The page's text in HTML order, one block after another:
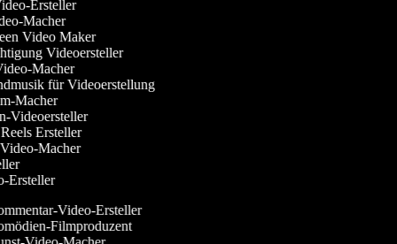
Ersteller
Macher
Video Maker
Videoersteller
Macher
für Videoerstellung
Macher
Videoersteller
Reels Ersteller
Macher
Ersteller
Video-Ersteller
Filmproduzent